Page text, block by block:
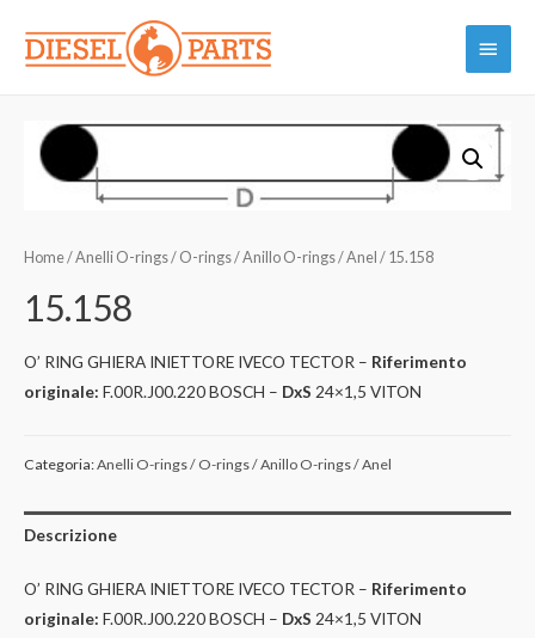
contenuto
Menu
Home/Anelli O-rings / O-rings / Anillo O-rings / Anel / 15.158
15.158
O’ RING GHIERA INIETTORE IVECO TECTOR – Riferimento
originale: F.00R.J00.220 BOSCH – DxS 24×1,5 VITON
Categoria:Anelli O-rings / O-rings / Anillo O-rings / Anel
Descrizione
O’ RING GHIERA INIETTORE IVECO TECTOR – Riferimento
originale: F.00R.J00.220 BOSCH – DxS 24×1,5 VITON